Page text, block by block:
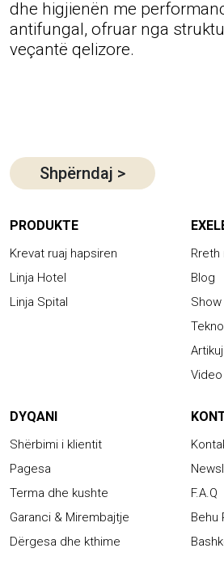
dhe higjienën me
antifungal, ofruar nga
veçantë qelizore.
Shpërndaj >
PRODUKTE
Krevat ruaj hapsiren
Linja Hotel
Linja Spital
Rreth
Blog
Artikuj
Video
DYQANI
Shërbimi i klientit
Pagesa
Terma dhe kushte
Garanci & Mirembajtje
Dërgesa dhe kthime
F.A.Q
Behu